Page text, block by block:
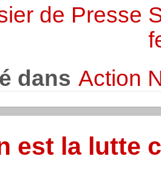
de Presse
dans Action
est la lutte